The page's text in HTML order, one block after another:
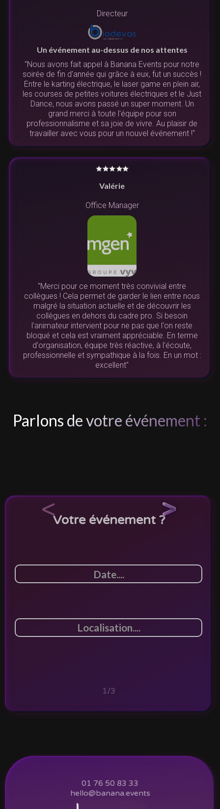
Directeur
Un événement au-dessus de nos attentes
"Nous avons fait appel à Banana Events pour notre
soirée de fin d'année qui grâce à eux, fut un succès !
Entre le karting électrique, le laser game en plein air,
les courses de petites voitures électriques et le Just
Dance, nous avons passé un super moment. Un
grand merci à toute l'équipe pour son
professionnalisme et sa joie de vivre. Au plaisir de
travailler avec vous pour un nouvel événement !"
Valérie
Office Manager
"Merci pour ce moment très convivial entre
collègues ! Cela permet de garder le lien entre nous
malgré la situation actuelle et de découvrir les
collègues en dehors du cadre pro. Si besoin
l'animateur intervient pour ne pas que l'on reste
bloqué et cela est vraiment appréciable. En terme
d'organisation, équipe très réactive, à l'écoute,
professionnelle et sympathique à la fois. En un mot :
excellent"
Parlons de votre événement :
Votre événement ?
1/3
< >
01 76 50 83 33
hello@banana.events